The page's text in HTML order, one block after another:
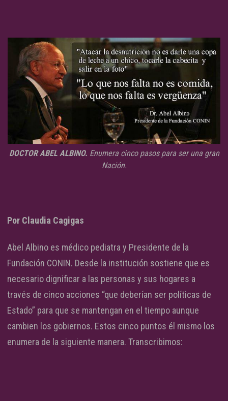
DOCTOR ABEL ALBINO. Enumera cinco pasos para ser una gran
Nación.
Por Claudia Cagigas
Abel Albino es médico pediatra y Presidente de la
Fundación CONIN. Desde la institución sostiene que es
necesario dignificar a las personas y sus hogares a
través de cinco acciones “que deberían ser políticas de
Estado” para que se mantengan en el tiempo aunque
cambien los gobiernos. Estos cinco puntos él mismo los
enumera de la siguiente manera. Transcribimos: